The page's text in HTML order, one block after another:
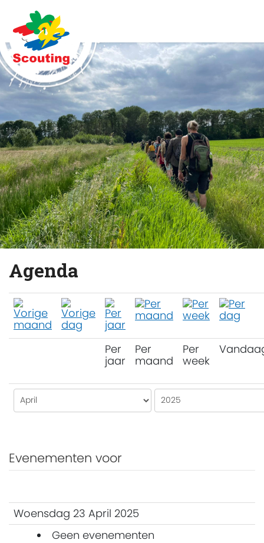
Agenda
Per
jaar
Per
maand
Per
week
Evenementen voor
Woensdag 23 April 2025
Geen evenementen